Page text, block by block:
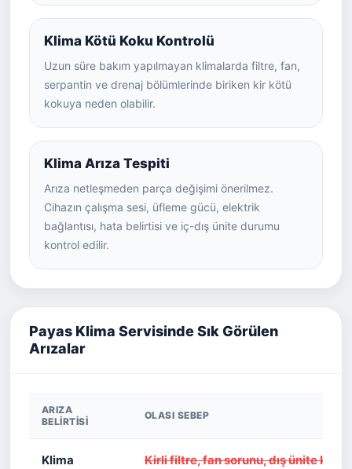
Klima Kötü Koku Kontrolü
Uzun süre bakım yapılmayan klimalarda filtre, fan,
serpantin ve drenaj bölümlerinde biriken kir kötü
kokuya neden olabilir.
Klima Arıza Tespiti
Arıza netleşmeden parça değişimi önerilmez.
Cihazın çalışma sesi, üfleme gücü, elektrik
bağlantısı, hata belirtisi ve iç-dış ünite durumu
kontrol edilir.
Payas Klima Servisinde Sık Görülen
Arızalar
ARIZA
BELIRTISI
OLASI SEBEP
Klima
Kirli filtre, fan sorunu, dış ünite